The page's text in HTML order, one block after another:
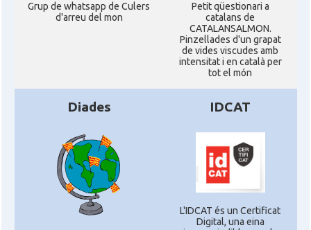
Grup de whatsapp de Culers
d'arreu del mon
Petit qüestionari a
catalans de
CATALANSALMON.
Pinzellades d'un grapat
de vides viscudes amb
intensitat i en català per
tot el món
Diades IDCAT
L'IDCAT és un Certificat
Digital, una eina